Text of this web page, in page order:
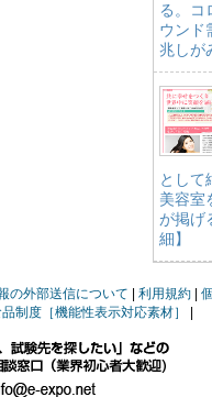
る。コ
ウンド
兆しが
として
美容室
が掲げ
細】
の外部送信について 利用規約
制度［機能性表示対応素材］